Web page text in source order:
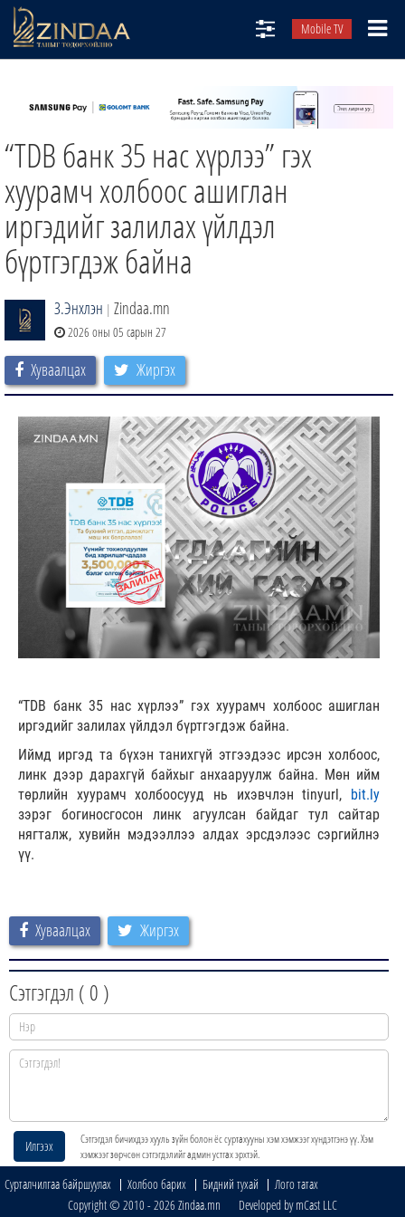
Mobile TV
ТВ8
ӨГЛӨӨНИЙ СОНИН
ЗИНДАА СЭТГҮҮЛ
“TDB банк 35 нас хүрлээ” гэх
хуурамч холбоос ашиглан
иргэдийг залилах үйлдэл
бүртгэгдэж байна
З.Энхлэн | Zindaa.mn
2026 оны 05 сарын 27
Хуваалцах Жиргэх
“TDB банк 35 нас хүрлээ” гэх хуурамч холбоос ашиглан
иргэдийг залилах үйлдэл бүртгэгдэж байна.
Иймд иргэд та бүхэн танихгүй этгээдээс ирсэн холбоос,
линк дээр дарахгүй байхыг анхааруулж байна. Мөн ийм
төрлийн хуурамч холбоосууд нь ихэвчлэн tinyurl, bit.ly
зэрэг богиносгосон линк агуулсан байдаг тул сайтар
нягталж, хувийн мэдээллээ алдах эрсдэлээс сэргийлнэ
үү.
Хуваалцах Жиргэх
Сэтгэгдэл ( 0 )
Илгээх
Сэтгэгдэл бичихдээ хууль зүйн болон ёс суртахууны хэм хэмжээг хүндэтгэнэ үү. Хэм
хэмжээг зөрчсөн сэтгэгдэлийг админ устгах эрхтэй.
Сурталчилгаа байршуулах Холбоо барих Бидний тухай
Лого татах
Copyright © 2010 - 2026 Zindaa.mn Developed by mCast LLC